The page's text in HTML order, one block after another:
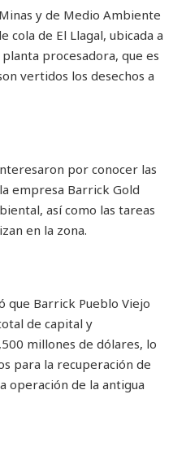
y de Medio Ambiente
cola de El Llagal, ubicada a
procesadora, que es
vertidos los desechos a
por conocer las
empresa Barrick Gold
así como las tareas
en la zona.
que Barrick Pueblo Viejo
de capital y
millones de dólares, lo
para la recuperación de
operación de la antigua